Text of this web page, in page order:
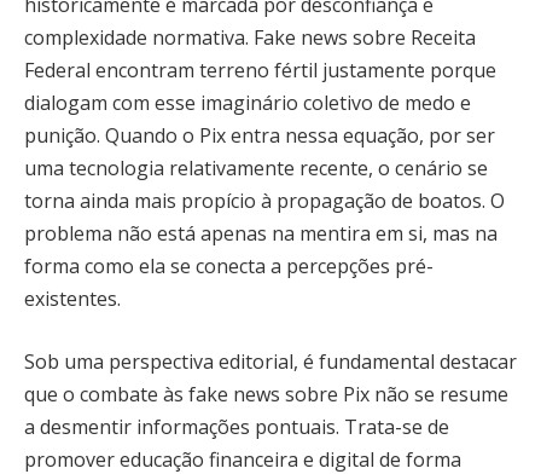
complexidade normativa. Fake news sobre Receita
Federal encontram terreno fértil justamente porque
dialogam com esse imaginário coletivo de medo e
punição. Quando o Pix entra nessa equação, por ser
uma tecnologia relativamente recente, o cenário se
torna ainda mais propício à propagação de boatos. O
problema não está apenas na mentira em si, mas na
forma como ela se conecta a percepções pré-
existentes.
Sob uma perspectiva editorial, é fundamental destacar
que o combate às fake news sobre Pix não se resume
a desmentir informações pontuais. Trata-se de
promover educação financeira e digital de forma